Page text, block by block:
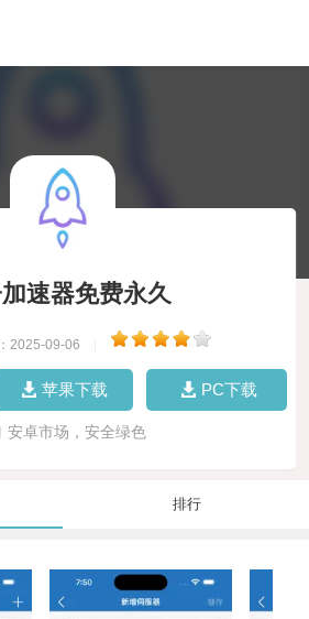
速器免费永久
2025-09-06
苹果下载 PC下载
安卓市场，安全绿色
排行